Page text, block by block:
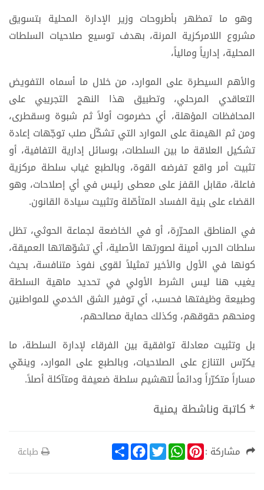
وهو ما تمظهر بأطروحات وزير الإدارة المحلية بتسويق
مشروع اللامركزية المرنة، بهدف توسيع صلاحيات السلطات
المحلية، إدارياً ومالياً،
والأهم السيطرة على الموارد، من خلال ما أسماه التفويض
التعاقدي المرحلي، وتطبيق هذا النهج التجريبي على
المحافظات المؤهلة، أي حضرموت أولاً ثم شبوة وسقطرى،
ومن ثم الهيمنة على الموارد التي تشكّل صلب توجّهات إعادة
تشكيل العلاقة ما بين السلطات، بوسائل إدارية التفافية، أو
تثبيت أمر واقع تفرضه القوة، وبالطبع غياب سلطة مركزية
فاعلة، مقابل القفز على معطى رئيس في أي إصلاحات، وهو
القضاء على بنية الفساد المتأصّلة وتثبيت سيادة القانون.
في المناطق المحرّرة، أو في الخاضعة لجماعة الحوثي، تظل
سلطات الحرب أمينة لصورتها الأصلية، أي تشوّهاتها العميقة،
كونها في الأول والأخير تمثيلاً لقوى نفوذ متنافسة، بحيث
يغيب هنا ليس الشرط الأولي في تحديد ماهية السلطة
وطبيعة وظيفتها فحسب، أي توفير الشق الخدمي للمواطنين
ومنحهم حقوقهم، وكذلك حماية مصالحهم،
بل وتثبيت معادلة توافقية بين الفرقاء لإدارة السلطة، ما
يكرّس التنازع على الصلاحيات، وبالطبع على الموارد، وينمّي
مساراً متكرّراً ودائماً لتهشيم سلطة ضعيفة ومتآكلة أصلاً.
* كاتبة وناشطة يمنية
مشاركة : S
h
F
a
T
w
W
h
P
i طباعة